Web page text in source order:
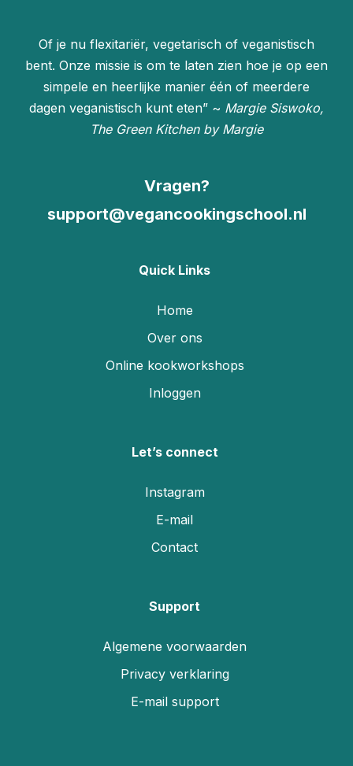
Of je nu flexitariër, vegetarisch of veganistisch
bent. Onze missie is om te laten zien hoe je op een
simpele en heerlijke manier één of meerdere
dagen veganistisch kunt eten” ~ Margie Siswoko,
The Green Kitchen by Margie
Vragen?
support@vegancookingschool.nl
Quick Links
Home
Over ons
Online kookworkshops
Inloggen
Let’s connect
Instagram
E-mail
Contact
Support
Algemene voorwaarden
Privacy verklaring
E-mail support